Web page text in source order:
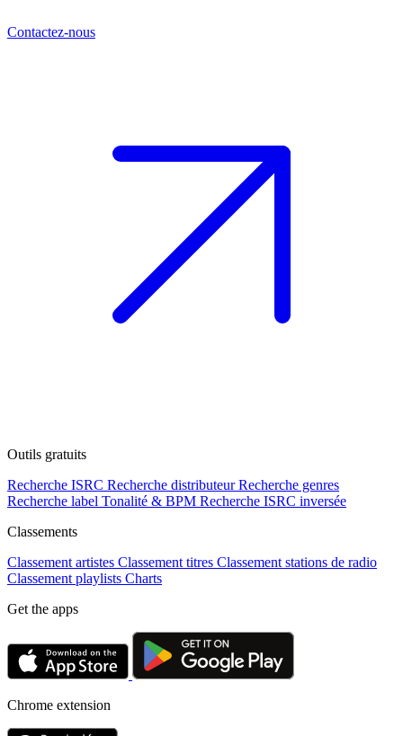
Contactez-nous
Outils gratuits
Recherche ISRC Recherche distributeur Recherche genres
Recherche label Tonalité & BPM Recherche ISRC inversée
Classements
Classement artistes Classement titres Classement stations de radio
Classement playlists Charts
Get the apps
Chrome extension